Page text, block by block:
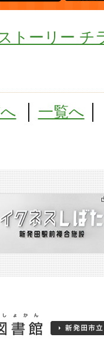
トーリー チ
一覧へ